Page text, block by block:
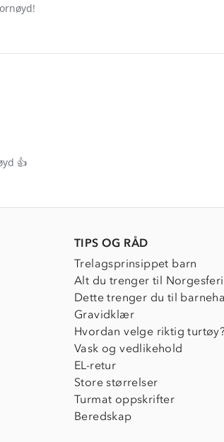
👍
TIPS OG RÅD
Trelagsprinsippet barn
Alt du trenger til
Dette trenger du til
Gravidklær
Hvordan velge riktig
Vask og vedlikehold
EL-retur
Store størrelser
Turmat oppskrifter
Beredskap